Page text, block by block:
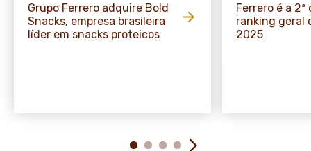
Grupo Ferrero adquire Bold
Snacks, empresa brasileira
líder em snacks proteicos
Ferrero é a
ranking geral
2025